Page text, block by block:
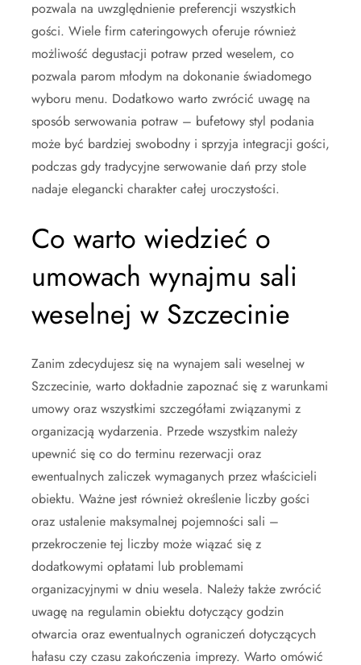
pozwala na uwzględnienie preferencji wszystkich
gości. Wiele firm cateringowych oferuje również
możliwość degustacji potraw przed weselem, co
pozwala parom młodym na dokonanie świadomego
wyboru menu. Dodatkowo warto zwrócić uwagę na
sposób serwowania potraw – bufetowy styl podania
może być bardziej swobodny i sprzyja integracji gości,
podczas gdy tradycyjne serwowanie dań przy stole
nadaje elegancki charakter całej uroczystości.
Co warto wiedzieć o
umowach wynajmu sali
weselnej w Szczecinie
Zanim zdecydujesz się na wynajem sali weselnej w
Szczecinie, warto dokładnie zapoznać się z warunkami
umowy oraz wszystkimi szczegółami związanymi z
organizacją wydarzenia. Przede wszystkim należy
upewnić się co do terminu rezerwacji oraz
ewentualnych zaliczek wymaganych przez właścicieli
obiektu. Ważne jest również określenie liczby gości
oraz ustalenie maksymalnej pojemności sali –
przekroczenie tej liczby może wiązać się z
dodatkowymi opłatami lub problemami
organizacyjnymi w dniu wesela. Należy także zwrócić
uwagę na regulamin obiektu dotyczący godzin
otwarcia oraz ewentualnych ograniczeń dotyczących
hałasu czy czasu zakończenia imprezy. Warto omówić